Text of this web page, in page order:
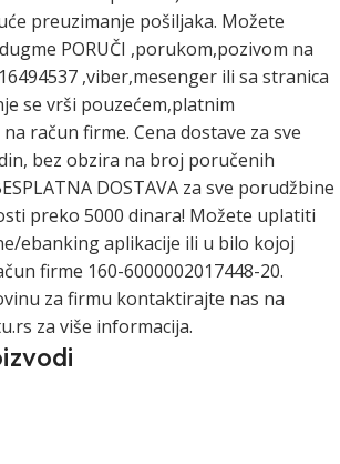
preuzimanje pošiljaka. Možete
PORUČI ,porukom,pozivom na
,viber,mesenger ili sa stranica
se vrši pouzećem,platnim
račun firme. Cena dostave za sve
bez obzira na broj poručenih
DOSTAVA za sve porudžbine
preko 5000 dinara! Možete uplatiti
ebanking aplikacije ili u bilo kojoj
firme 160-6000002017448-20.
za firmu kontaktirajte nas na
za više informacija.